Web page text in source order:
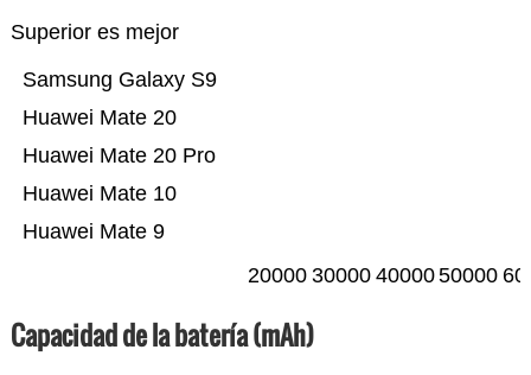
Superior es mejor
Huawei Mate 9
Huawei Mate 10
Huawei Mate 20 Pro
Huawei Mate 20
Samsung Galaxy S9
20000 30000 4000050000
Capacidad de la batería (mAh)